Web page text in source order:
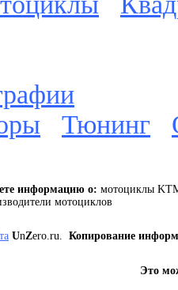
Тюнинг
информацию о: мотоциклы
мотоциклов
UnZero.ru. Копирование
Это